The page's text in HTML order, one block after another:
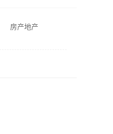
房产地产